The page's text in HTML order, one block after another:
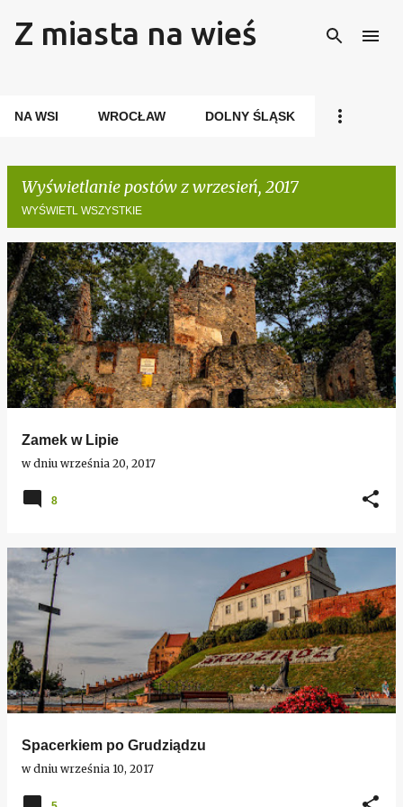
Przejdź do głównej zawartości
Z miasta na wieś
NA WSI WROCŁAW DOLNY ŚLĄSK
Wyświetlanie postów z wrzesień, 2017
WYŚWIETL WSZYSTKIE
P
o
s
y
Zamek w Lipie
w dniu września 20, 2017
8
Spacerkiem po Grudziądzu
w dniu września 10, 2017